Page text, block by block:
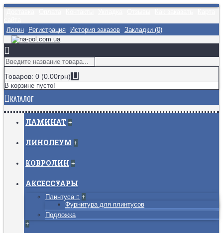
Логин
Регистрация История заказов Закладки (0)
Товаров: 0 (0.00грн)
В корзине пусто!
КАТАЛОГ
ЛАМИНАТ +
ЛИНОЛЕУМ +
КОВРОЛИН +
АКСЕССУАРЫ
Плинтуса
+
Фурнитура для плинтусов
Подложка
+